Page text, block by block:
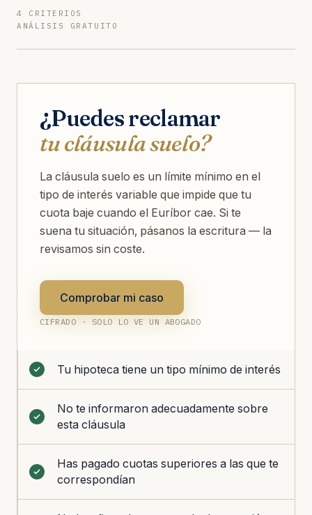
4 CRITERIOS
ANÁLISIS GRATUITO
¿Puedes reclamar
tu cláusula suelo?
La cláusula suelo es un límite mínimo en el
tipo de interés variable que impide que tu
cuota baje cuando el Euríbor cae. Si te
suena tu situación, pásanos la escritura — la
revisamos sin coste.
Comprobar mi caso
CIFRADO · SOLO LO VE UN ABOGADO
Tu hipoteca tiene un tipo mínimo de interés
No te informaron adecuadamente sobre
esta cláusula
Has pagado cuotas superiores a las que te
correspondían